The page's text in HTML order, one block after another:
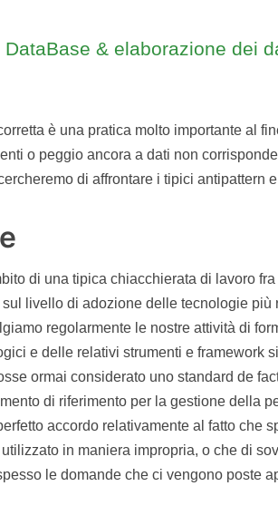
DataBase & elaborazione dei
è una pratica molto importante al
o peggio ancora a dati non
di affrontare i tipici antipattern
di una tipica chiacchierata di lavoro
livello di adozione delle tecnologie più
regolarmente le nostre attività di
e delle relativi strumenti e framework
ormai considerato uno standard de
di riferimento per la gestione della
accordo relativamente al fatto che
in maniera impropria, o che di
le domande che ci vengono poste